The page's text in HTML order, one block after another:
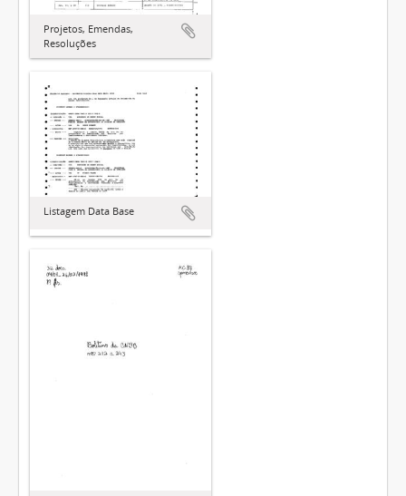
Projetos, Emendas,
Resoluções
Listagem Data Base